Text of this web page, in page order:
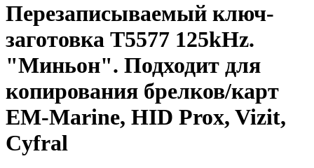
Перезаписываемый ключ-
заготовка T5577 125kHz.
"Миньон". Подходит для
копирования брелков/карт
EM-Marine, HID Prox, Vizit,
Cyfral